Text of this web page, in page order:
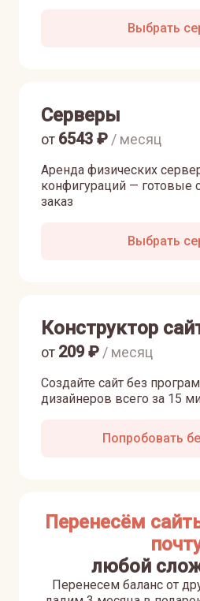
Выбрать
Серверы
Аренда физических
конфигураций — готовые
заказ
от 6543 ₽ / месяц
Выбрать
Конструктор
Создайте сайт без
дизайнеров всего за 15
от 209₽ / месяц
Попробовать
Перенесём
любой
Перенесем баланс от